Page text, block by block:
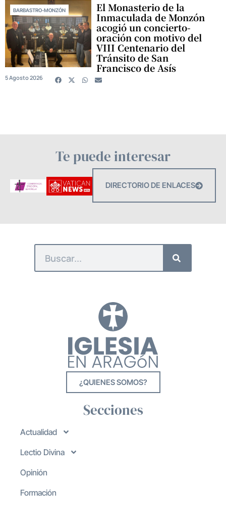
BARBASTRO-MONZÓN El Monasterio de la
Inmaculada de Monzón
acogió un concierto-
oración con motivo del
VIII Centenario del
Tránsito de San
Francisco de Asís
5 Agosto 2026
Te puede interesar
DIRECTORIO DE ENLACES
¿QUIENES SOMOS?
Secciones
Actualidad
Lectio Divina
Opinión
Formación